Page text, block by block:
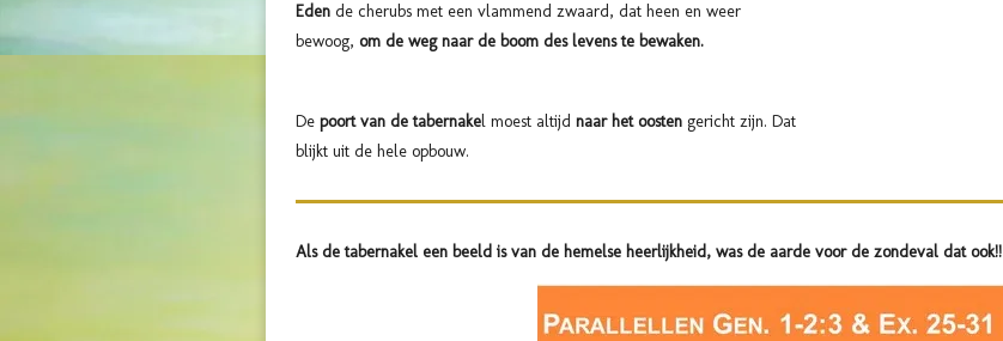
Eden de cherubs met een vlammend zwaard, dat heen en weer
bewoog, om de weg naar de boom des levens te bewaken.
De poort van de tabernakel moest altijd naar het oosten gericht zijn. Dat
blijkt uit de hele opbouw.
Als de tabernakel een beeld is van de hemelse heerlijkheid, was de aarde voor de zondeval dat ook!!